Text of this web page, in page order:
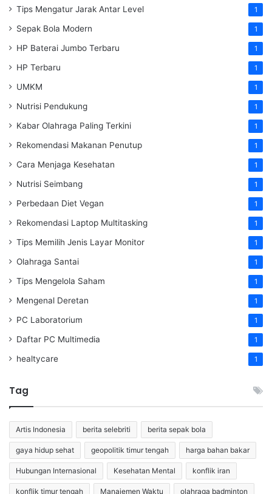
Tips Mengatur Jarak Antar Level 1
Sepak Bola Modern 1
HP Baterai Jumbo Terbaru 1
HP Terbaru 1
UMKM 1
Nutrisi Pendukung 1
Kabar Olahraga Paling Terkini 1
Rekomendasi Makanan Penutup 1
Cara Menjaga Kesehatan 1
Nutrisi Seimbang 1
Perbedaan Diet Vegan 1
Rekomendasi Laptop Multitasking 1
Tips Memilih Jenis Layar Monitor 1
Olahraga Santai 1
Tips Mengelola Saham 1
Mengenal Deretan 1
PC Laboratorium 1
Daftar PC Multimedia 1
healtycare 1
Tag
Artis Indonesia berita selebriti berita sepak bola
gaya hidup sehat geopolitik timur tengah harga bahan bakar
Hubungan Internasional Kesehatan Mental konflik iran
konflik timur tengah Manajemen Waktu olahraga badminton